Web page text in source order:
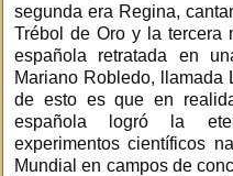
segunda era Regina,
Trébol de Oro y la tercera
española retratada en
Mariano Robledo,
de esto es que en
española logró la
experimentos científicos
Mundial en campos de